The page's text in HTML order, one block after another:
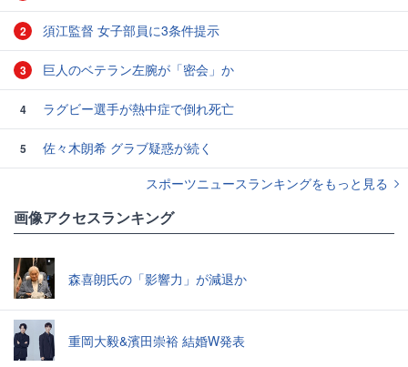
2 須江監督 女子部員に3条件提示
3 巨人のベテラン左腕が「密会」か
4 ラグビー選手が熱中症で倒れ死亡
5
佐々木朗希 グラブ疑惑が続く
スポーツニュースランキングをもっと見る
画像アクセスランキング
森喜朗氏の「影響力」が減退か
重岡大毅&濱田崇裕 結婚W発表